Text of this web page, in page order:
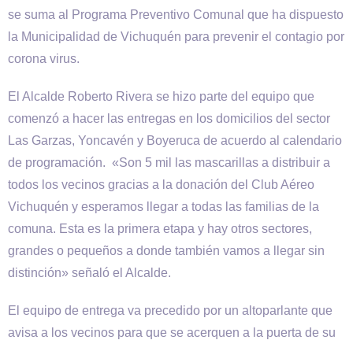
se suma al Programa Preventivo Comunal que ha dispuesto
la Municipalidad de Vichuquén para prevenir el contagio por
corona virus.
El Alcalde Roberto Rivera se hizo parte del equipo que
comenzó a hacer las entregas en los domicilios del sector
Las Garzas, Yoncavén y Boyeruca de acuerdo al calendario
de programación. «Son 5 mil las mascarillas a distribuir a
todos los vecinos gracias a la donación del Club Aéreo
Vichuquén y esperamos llegar a todas las familias de la
comuna. Esta es la primera etapa y hay otros sectores,
grandes o pequeños a donde también vamos a llegar sin
distinción» señaló el Alcalde.
El equipo de entrega va precedido por un altoparlante que
avisa a los vecinos para que se acerquen a la puerta de su